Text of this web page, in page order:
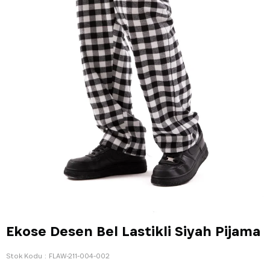
Ekose Desen Bel Lastikli Siyah Pijama
Stok Kodu
FLAW-211-004-002